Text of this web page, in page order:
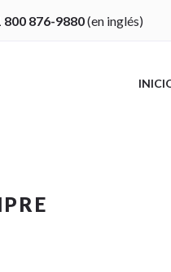
800 876-9880(en inglés)